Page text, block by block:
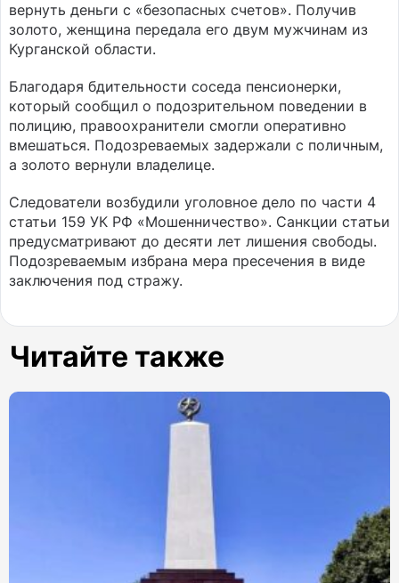
вернуть деньги с «безопасных счетов». Получив
золото, женщина передала его двум мужчинам из
Курганской области.
Благодаря бдительности соседа пенсионерки,
который сообщил о подозрительном поведении в
полицию, правоохранители смогли оперативно
вмешаться. Подозреваемых задержали с поличным,
а золото вернули владелице.
Следователи возбудили уголовное дело по части 4
статьи 159 УК РФ «Мошенничество». Санкции статьи
предусматривают до десяти лет лишения свободы.
Подозреваемым избрана мера пресечения в виде
заключения под стражу.
Читайте также